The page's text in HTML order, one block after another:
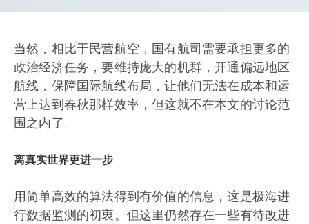
当然，相比于民营航空，国有航司需要承担更多的
政治经济任务，要维持庞大的机群，开通偏远地区
航线，保障国际航线布局，让他们无法在成本和运
营上达到春秋那样效率，但这就不在本文的讨论范
围之内了。
离真实世界更进一步
用简单高效的算法得到有价值的信息，这是极海进
行数据监测的初衷。但这里仍然存在一些有待改进